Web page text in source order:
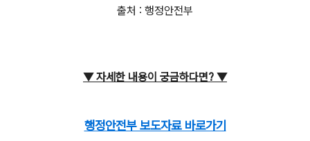
출처 : 행정안전부
▼ 자세한 내용이 궁금하다면? ▼
행정안전부 보도자료 바로가기